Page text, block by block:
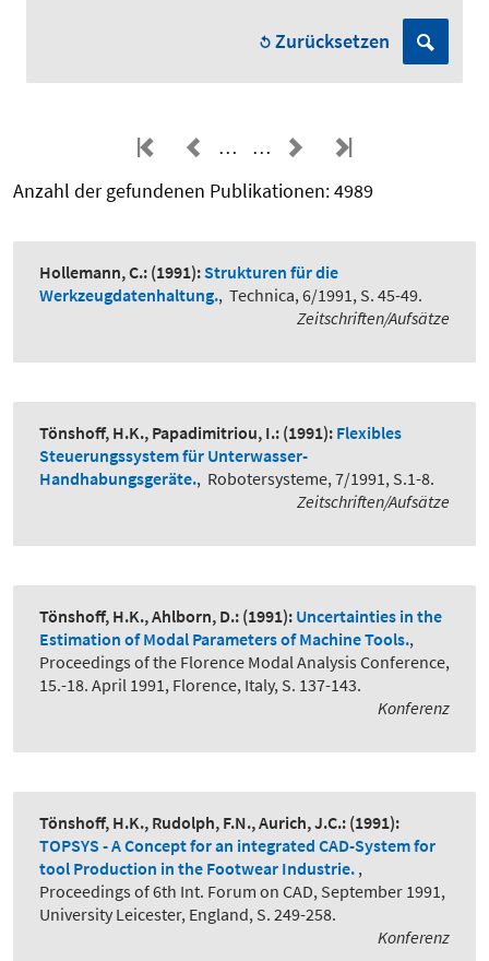
Zurücksetzen
…
…
Anzahl der gefundenen Publikationen: 4989
Hollemann, C.: (1991):Strukturen für die
Werkzeugdatenhaltung., Technica, 6/1991, S. 45-49.
Zeitschriften/Aufsätze
Tönshoff, H.K., Papadimitriou, I.: (1991): Flexibles
Steuerungssystem für Unterwasser-
Handhabungsgeräte., Robotersysteme, 7/1991, S.1-8.
Zeitschriften/Aufsätze
Tönshoff, H.K., Ahlborn, D.: (1991): Uncertainties in the
Estimation of Modal Parameters of Machine Tools.,
Proceedings of the Florence Modal Analysis Conference,
15.-18. April 1991, Florence, Italy, S. 137-143.
Konferenz
Tönshoff, H.K., Rudolph, F.N., Aurich, J.C.: (1991):
TOPSYS - A Concept for an integrated CAD-System for
tool Production in the Footwear Industrie. ,
Proceedings of 6th Int. Forum on CAD, September 1991,
University Leicester, England, S. 249-258.
Konferenz